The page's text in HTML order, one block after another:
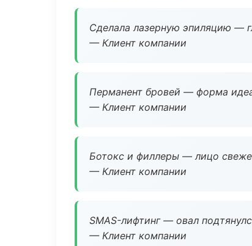
Сделала лазерную эпиляцию —
— Клиент компании
Перманент бровей — форма
— Клиент компании
Ботокс и филлеры — лицо
— Клиент компании
SMAS-лифтинг — овал
— Клиент компании